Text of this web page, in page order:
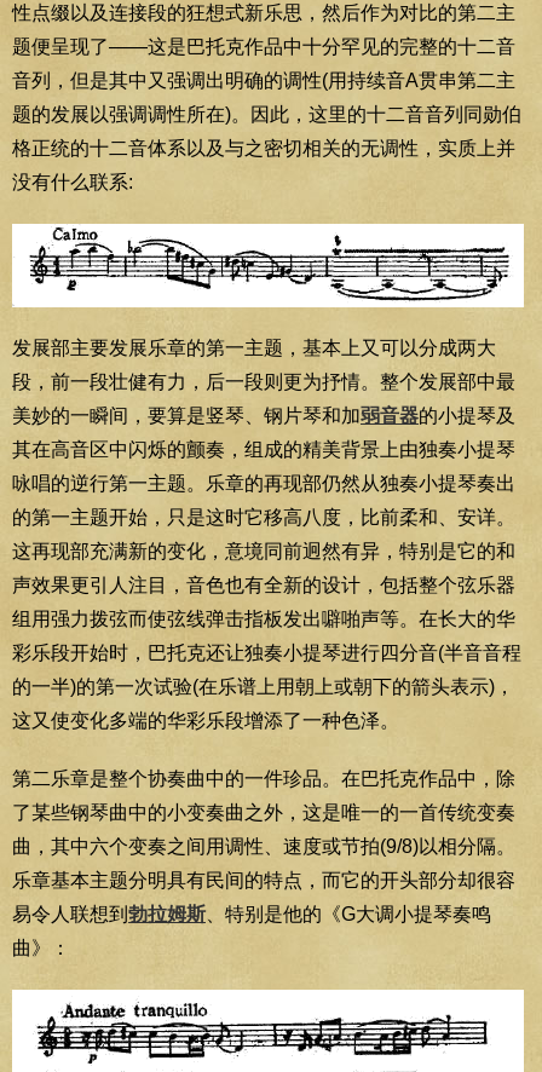
性点缀以及连接段的狂想式新乐思，然后作为对比的第二主
题便呈现了——这是巴托克作品中十分罕见的完整的十二音
音列，但是其中又强调出明确的调性(用持续音A贯串第二主
题的发展以强调调性所在)。因此，这里的十二音音列同勋伯
格正统的十二音体系以及与之密切相关的无调性，实质上并
没有什么联系:
发展部主要发展乐章的第一主题，基本上又可以分成两大
段，前一段壮健有力，后一段则更为抒情。整个发展部中最
美妙的一瞬间，要算是竖琴、钢片琴和加弱音器的小提琴及
其在高音区中闪烁的颤奏，组成的精美背景上由独奏小提琴
咏唱的逆行第一主题。乐章的再现部仍然从独奏小提琴奏出
的第一主题开始，只是这时它移高八度，比前柔和、安详。
这再现部充满新的变化，意境同前迥然有异，特别是它的和
声效果更引人注目，音色也有全新的设计，包括整个弦乐器
组用强力拨弦而使弦线弹击指板发出噼啪声等。在长大的华
彩乐段开始时，巴托克还让独奏小提琴进行四分音(半音音程
的一半)的第一次试验(在乐谱上用朝上或朝下的箭头表示)，
这又使变化多端的华彩乐段增添了一种色泽。
第二乐章是整个协奏曲中的一件珍品。在巴托克作品中，除
了某些钢琴曲中的小变奏曲之外，这是唯一的一首传统变奏
曲，其中六个变奏之间用调性、速度或节拍(9/8)以相分隔。
乐章基本主题分明具有民间的特点，而它的开头部分却很容
易令人联想到 勃拉姆斯、特别是他的《G大调小提琴奏鸣
曲》：